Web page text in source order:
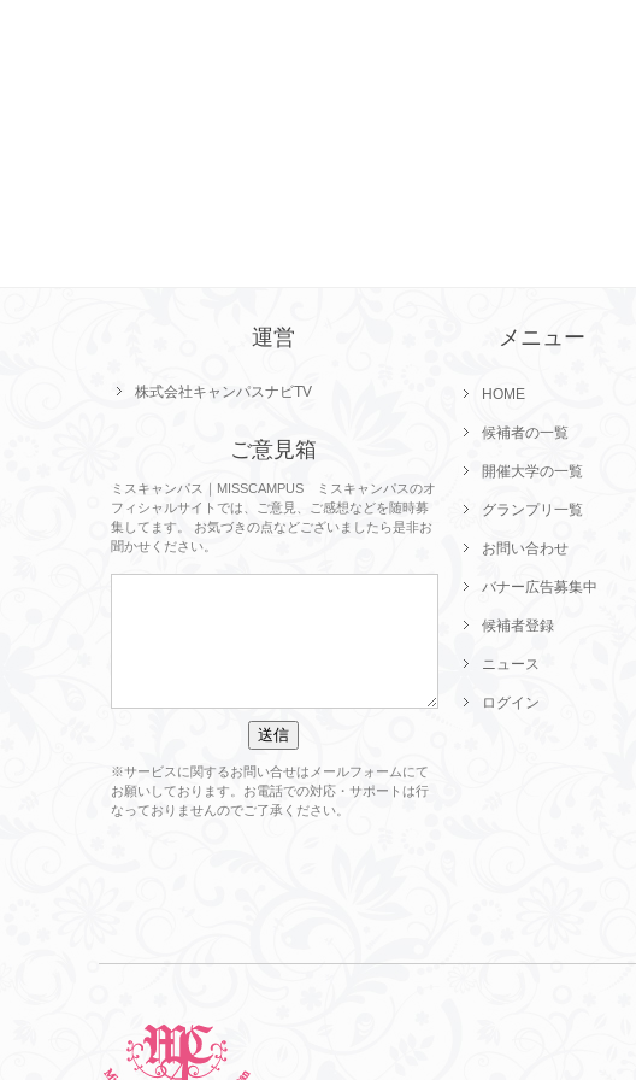
運営
株式会社キャンパスナビTV
ご意見箱
ミスキャンパス｜MISSCAMPUS ミスキャンパスのオ
フィシャルサイトでは、ご意見、ご感想などを随時募
集してます。 お気づきの点などございましたら是非お
聞かせください。
※サービスに関するお問い合せはメールフォームにて
お願いしております。お電話での対応・サポートは行
なっておりませんのでご了承ください。
メニュー
HOME
候補者の一覧
開催大学の一覧
グランプリ一覧
お問い合わせ
バナー広告募集中
候補者登録
ニュース
ログイン